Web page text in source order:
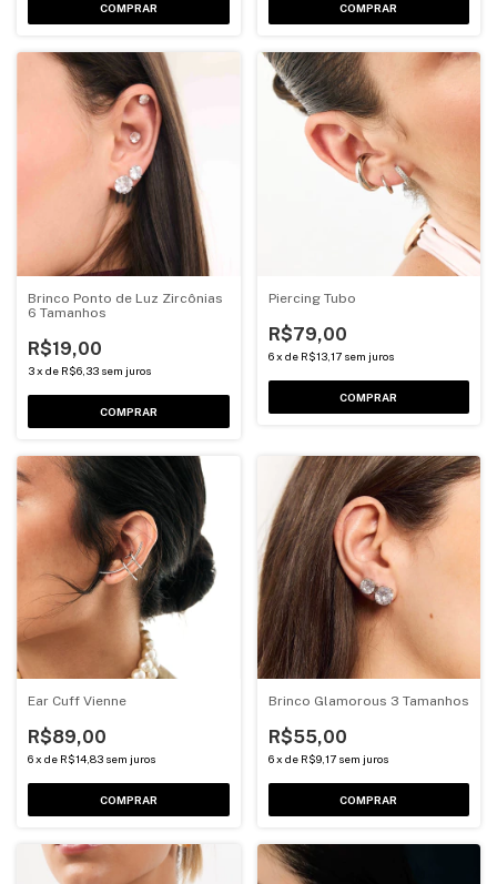
COMPRAR COMPRAR
Brinco Ponto de Luz Zircônias
6 Tamanhos
R$19,00
3x de R$6,33 sem juros
COMPRAR
Piercing Tubo
R$79,00
6 x de R$13,17 sem juros
COMPRAR
Ear Cuff Vienne
R$89,00
6x de R$14,83 sem juros
COMPRAR
Brinco Glamorous 3 Tamanhos
R$55,00
6 x de R$9,17 sem juros
COMPRAR